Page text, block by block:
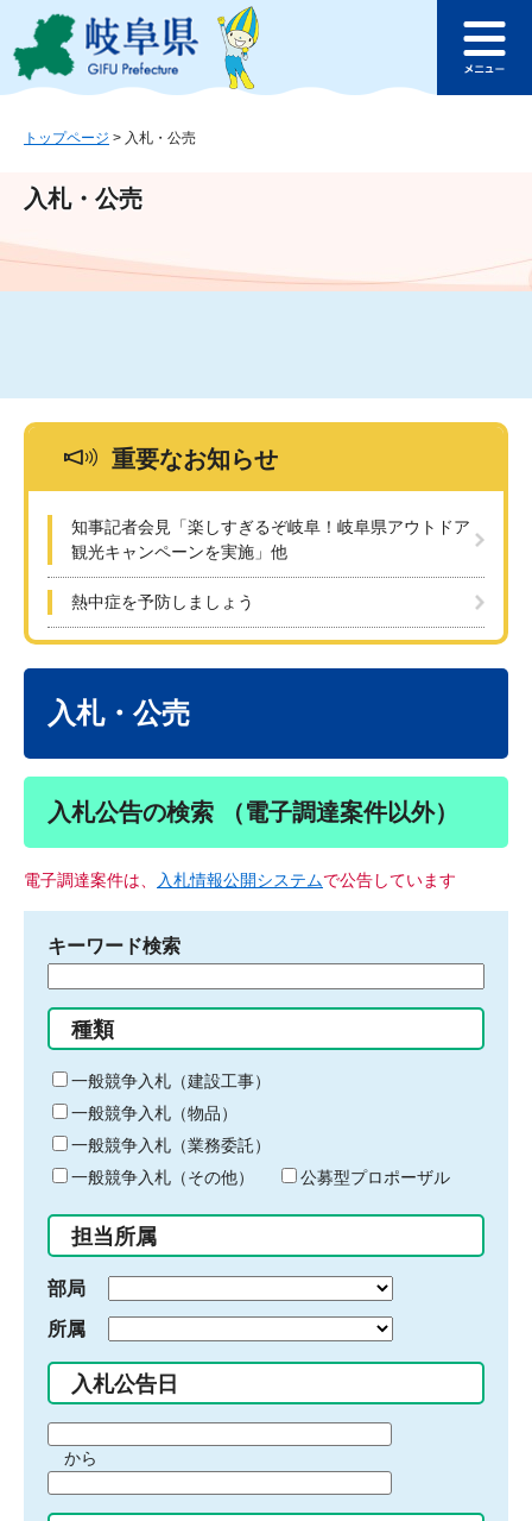
ジ
ュ
文
このページの本文へ
ュ
トップページ > 入札・公売
入札・公売
重要なお知らせ
知事記者会見「楽しすぎるぞ岐阜！岐阜県アウトドア
観光キャンペーンを実施」他
熱中症を予防しましょう
入札・公売
入札公告の検索 （電子調達案件以外）
電子調達案件は、 入札情報公開システムで公告しています
キーワード検索
る
キ
ー
ワ
ー
ド
入
力
種類
一般競争入札（建設工事）
一般競争入札（物品）
一般競争入札（業務委託）
一般競争入札（その他）
公募型プロポーザル
担当所属
部局
所属
入札公告日
間
始
から
間